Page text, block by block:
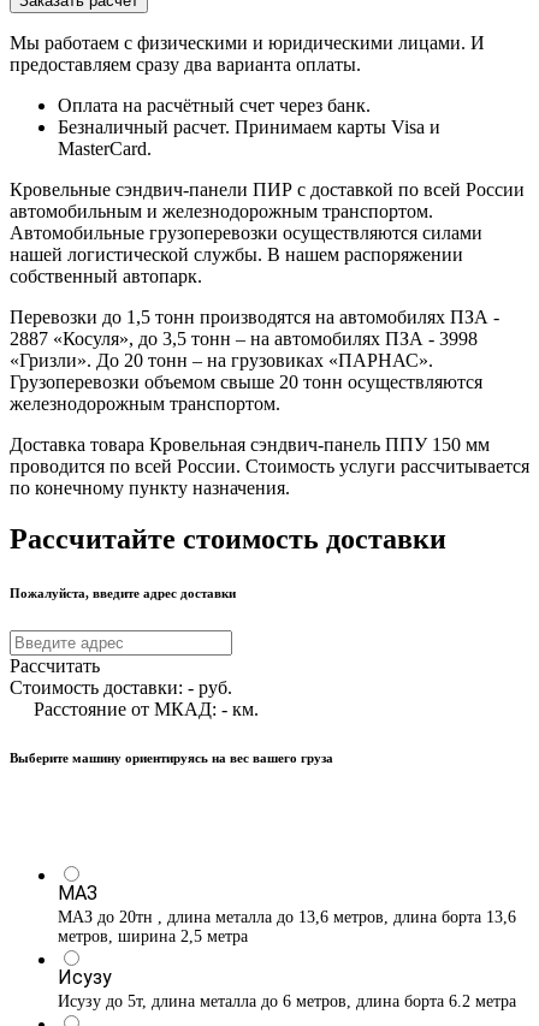
Мы работаем с физическими и юридическими лицами. И
предоставляем сразу два варианта оплаты.
Оплата на расчётный счет через банк.
Безналичный расчет. Принимаем карты Visa и
MasterCard.
Кровельные сэндвич-панели ПИР с доставкой по всей России
автомобильным и железнодорожным транспортом.
Автомобильные грузоперевозки осуществляются силами
нашей логистической службы. В нашем распоряжении
собственный автопарк.
Перевозки до 1,5 тонн производятся на автомобилях ПЗА -
2887 «Косуля», до 3,5 тонн – на автомобилях ПЗА - 3998
«Гризли». До 20 тонн – на грузовиках «ПАРНАС».
Грузоперевозки объемом свыше 20 тонн осуществляются
железнодорожным транспортом.
Доставка товара Кровельная сэндвич-панель ППУ 150 мм
проводится по всей России. Стоимость услуги рассчитывается
по конечному пункту назначения.
Рассчитайте стоимость доставки
Пожалуйста, введите адрес доставки
Рассчитать
Стоимость доставки: - руб.
Расстояние от МКАД: - км.
Выберите машину ориентируясь на вес вашего груза
МАЗ
МАЗ до 20тн , длина металла до 13,6 метров, длина борта 13,6
метров, ширина 2,5 метра
Исузу
Исузу до 5т, длина металла до 6 метров, длина борта 6.2 метра